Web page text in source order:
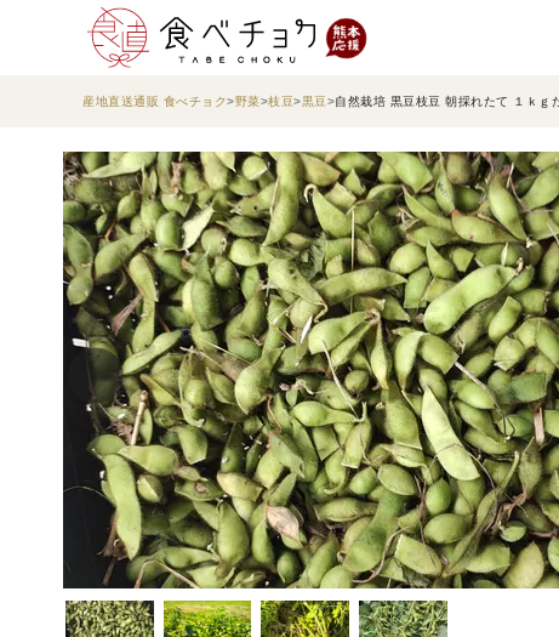
産地直送通販 食べチョク 野菜 枝豆 黒豆 自然栽培 黒豆枝豆 朝採れたて １ｋｇ